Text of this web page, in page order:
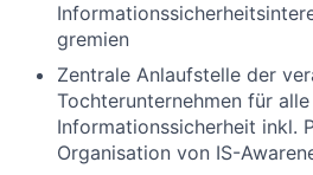
gremien
Zentrale Anlaufstelle der
Tochterunternehmen für
Informationssicherheit inkl.
Organisation von IS-